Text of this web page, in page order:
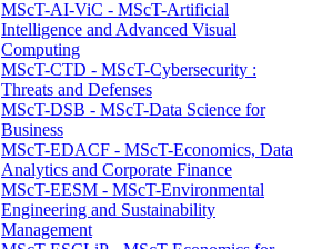
MScT-AI-ViC - MScT-Artificial
Intelligence and Advanced Visual
Computing
MScT-CTD - MScT-Cybersecurity :
Threats and Defenses
MScT-DSB - MScT-Data Science for
Business
MScT-EDACF - MScT-Economics, Data
Analytics and Corporate Finance
MScT-EESM - MScT-Environmental
Engineering and Sustainability
Management